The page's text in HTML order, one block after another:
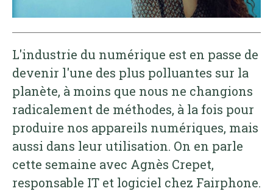
L'industrie du numérique est en passe de
devenir l'une des plus polluantes sur la
planète, à moins que nous ne changions
radicalement de méthodes, à la fois pour
produire nos appareils numériques, mais
aussi dans leur utilisation. On en parle
cette semaine avec Agnès Crepet,
responsable IT et logiciel chez Fairphone.